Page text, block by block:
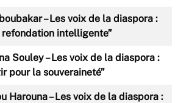
– Les voix de la diaspora :
refondation intelligente”
Souley – Les voix de la diaspora :
pour la souveraineté”
Harouna – Les voix de la diaspora :